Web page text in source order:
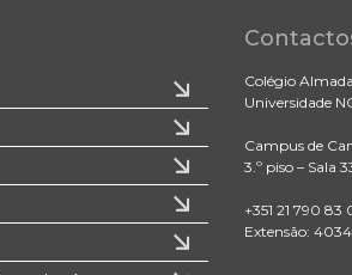
Colégio
Universidade
Campus de
3.º piso – Sala
+351 21 790 83
Extensão: